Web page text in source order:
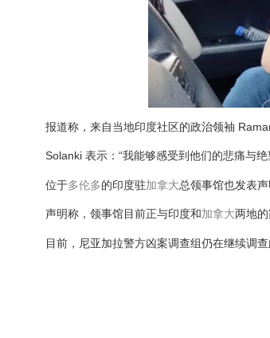
报道称，来自当地印度社区的政治领袖
Solanki 表示：“我能够感受到他们的悲痛与
位于多伦多的印度驻加拿大总领事馆也发表
声明称，领事馆目前正与印度和加拿大两地
目前，尼亚加拉警方凶案调查组仍在继续调